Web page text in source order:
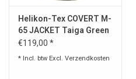
Helikon-Tex COVERT M-
65 JACKET Taiga Green
/ Black
€119,00 *
* Incl. btw Excl. Verzendkosten